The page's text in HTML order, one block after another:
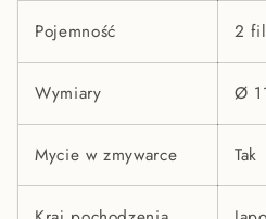
Pojemność 2
Wymiary Ø
Mycie w zmywarce Tak